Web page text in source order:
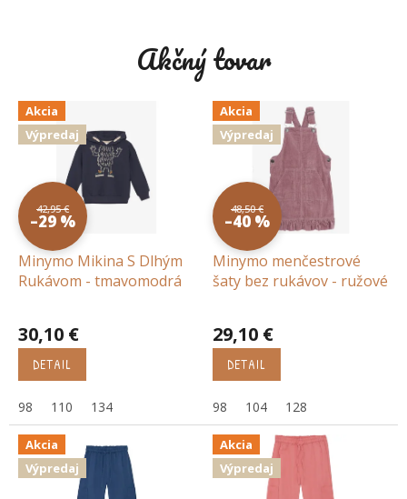
Akčný tovar
Akcia
Výpredaj
42,95 €
–29 %
Minymo Mikina S Dlhým
Rukávom - tmavomodrá
30,10 €
DETAIL
98 110 134
Akcia
Výpredaj
48,50 €
–40 %
Minymo menčestrové
šaty bez rukávov - ružové
29,10 €
DETAIL
98 104 128
Akcia
Výpredaj
Akcia
Výpredaj